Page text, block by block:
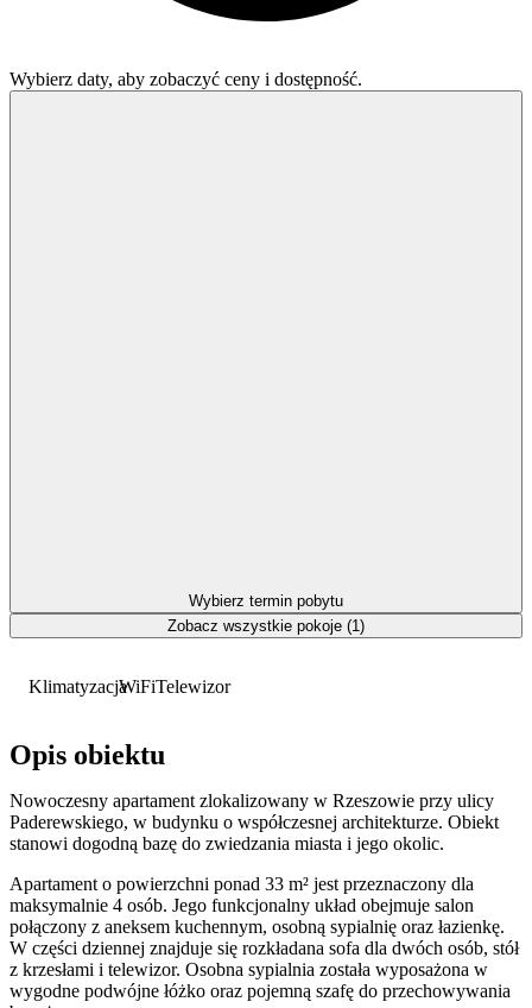
KlimatyzacjaWiFiTelewizor
Opis obiektu
Nowoczesny apartament zlokalizowany w Rzeszowie przy ulicy
Paderewskiego, w budynku o współczesnej architekturze. Obiekt
stanowi dogodną bazę do zwiedzania miasta i jego okolic.
Apartament o powierzchni ponad 33 m² jest przeznaczony dla
maksymalnie 4 osób. Jego funkcjonalny układ obejmuje salon
połączony z aneksem kuchennym, osobną sypialnię oraz łazienkę.
W części dziennej znajduje się rozkładana sofa dla dwóch osób, stół
z krzesłami i telewizor. Osobna sypialnia została wyposażona w
wygodne podwójne łóżko oraz pojemną szafę do przechowywania
Wybierz daty, aby zobaczyć ceny i dostępność.
Wybierz termin pobytu
Zobacz wszystkie pokoje (1)